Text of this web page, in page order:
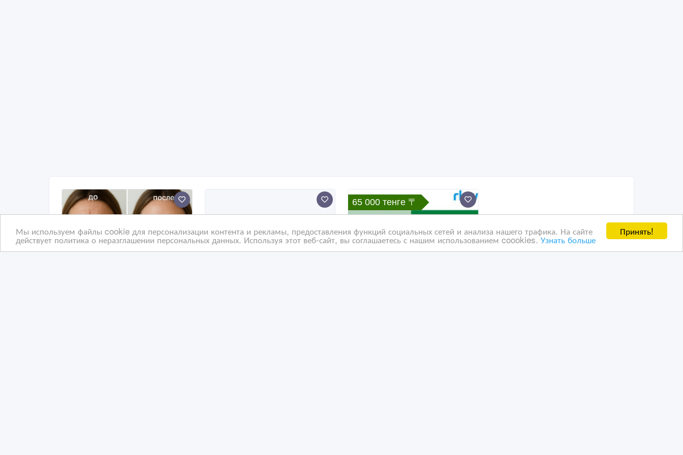
Принять!
Мы используем файлы cookie для персонализации контента и рекламы, предоставления функций социальных сетей и анализа нашего трафика. На сайте
действует политика о неразглашении персональных данных. Используя этот веб-сайт, вы соглашаетесь с нашим использованием coookies.Узнать больше
65 000 тенге 〒